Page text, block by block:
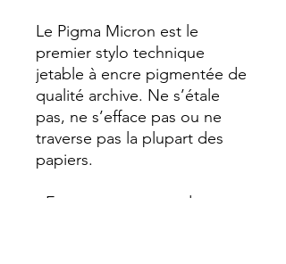
Le Pigma Micron est le
premier stylo technique
jetable à encre pigmentée de
qualité archive. Ne s’étale
pas, ne s’efface pas ou ne
traverse pas la plupart des
papiers.
- Encre permanente de